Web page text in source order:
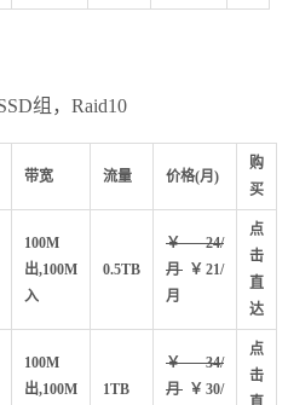
组，Raid10
带宽 流量 价格(月)
购
买
100M
出,100M
入
0.5TB
￥24/
月 ￥21/
月
点
击
直
达
100M
出,100M
1TB
￥34/
月 ￥30/
点
击